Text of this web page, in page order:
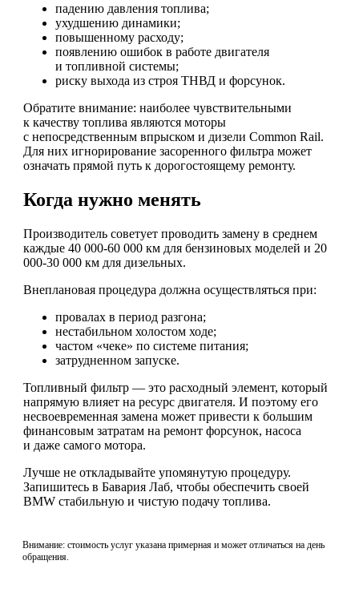
падению давления топлива;
ухудшению динамики;
повышенному расходу;
появлению ошибок в работе двигателя
и топливной системы;
риску выхода из строя ТНВД и форсунок.
Обратите внимание: наиболее чувствительными
к качеству топлива являются моторы
с непосредственным впрыском и дизели Common Rail.
Для них игнорирование засоренного фильтра может
означать прямой путь к дорогостоящему ремонту.
Когда нужно менять
Производитель советует проводить замену в среднем
каждые 40 000-60 000 км для бензиновых моделей и 20
000-30 000 км для дизельных.
Внеплановая процедура должна осуществляться при:
провалах в период разгона;
нестабильном холостом ходе;
частом «чеке» по системе питания;
затрудненном запуске.
Топливный фильтр — это расходный элемент, который
напрямую влияет на ресурс двигателя. И поэтому его
несвоевременная замена может привести к большим
финансовым затратам на ремонт форсунок, насоса
и даже самого мотора.
Лучше не откладывайте упомянутую процедуру.
Запишитесь в Бавария Лаб, чтобы обеспечить своей
BMW стабильную и чистую подачу топлива.
Внимание: стоимость услуг указана примерная и может отличаться на день
обращения.